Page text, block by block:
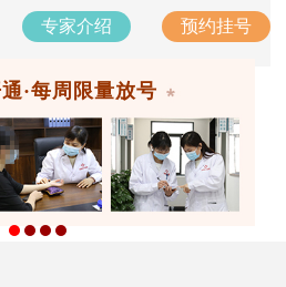
专家介绍 预约挂号
·每周限量放号